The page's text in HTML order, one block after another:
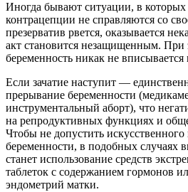
Иногда бывают ситуации, в
контрацепции не справляются со
презерватив рвется, оказывается
акт становится незащищенным. При
беременность никак не вписывается
Если зачатие наступит —
прерывание беременности
инструментальный аборт), что
на репродуктивных функциях и
Чтобы не допустить
беременности, в подобных случаях
станет использование средств
таблеток с содержанием гормонов
эндометрий матки.